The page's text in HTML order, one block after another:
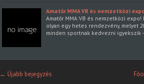
Amatőr MMA VB és nemzetközi
Amatőr MMA VB és nemzetközi
olyan egy hetes rendezvény, melyet
minden sportnak kedvezni igyekszik
← Újabb bejegyzés